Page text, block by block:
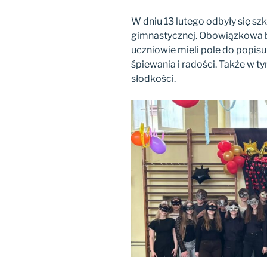
W dniu 13 lutego odbyły się
gimnastycznej. Obowiązkowa
uczniowie mieli pole do
śpiewania i radości. Także w
słodkości.